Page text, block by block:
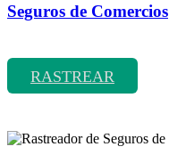
Seguros de Comercios
RASTREAR